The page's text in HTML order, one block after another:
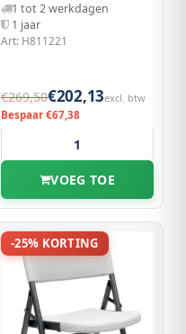
1 tot 2 werkdagen
1 jaar
Art: H811221
€269,50€202,13excl. btw
Bespaar €67,38
VOEG TOE
-25% KORTING